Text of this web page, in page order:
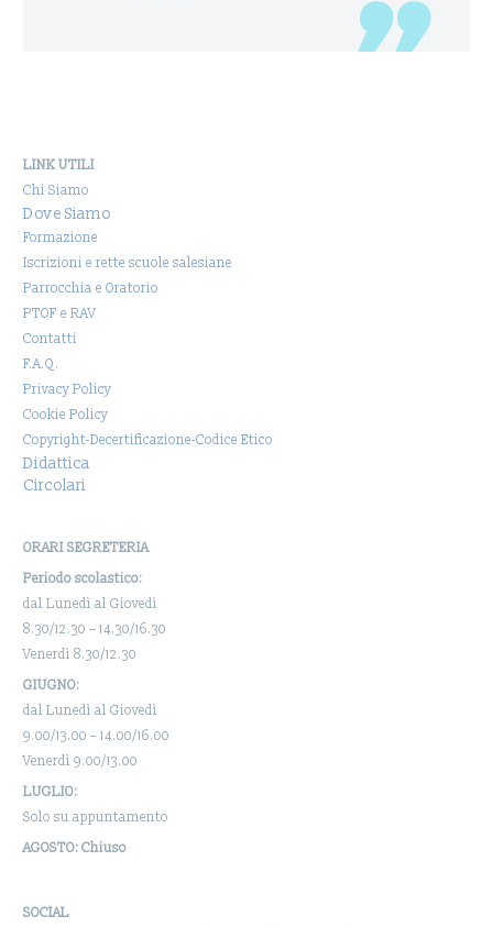
LINK UTILI
Chi Siamo
Dove Siamo
Formazione
Iscrizioni e rette scuole salesiane
Parrocchia e Oratorio
PTOF e RAV
Contatti
F.A.Q.
Privacy Policy
Cookie Policy
Copyright-Decertificazione-Codice Etico
Didattica
Circolari
ORARI SEGRETERIA
Periodo scolastico:
dal Lunedì al Giovedì
8.30/12.30 – 14.30/16.30
Venerdì 8.30/12.30
GIUGNO:
dal Lunedì al Giovedì
9.00/13.00 – 14.00/16.00
Venerdì 9.00/13.00
LUGLIO:
Solo su appuntamento
AGOSTO: Chiuso
SOCIAL